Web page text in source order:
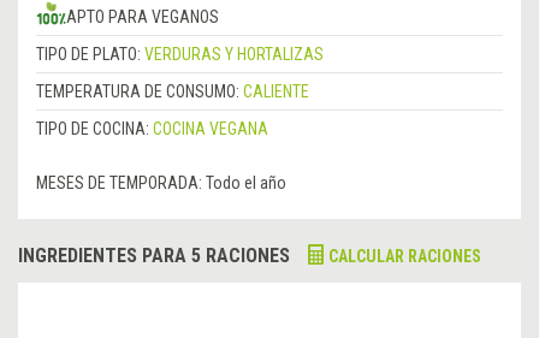
APTO PARA VEGANOS
TIPO DE PLATO: VERDURAS Y HORTALIZAS
TEMPERATURA DE CONSUMO: CALIENTE
TIPO DE COCINA: COCINA VEGANA
MESES DE TEMPORADA: Todo el año
INGREDIENTES PARA 5 RACIONES CALCULAR RACIONES